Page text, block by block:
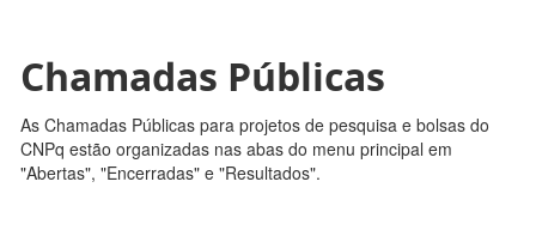
Chamadas Públicas
As Chamadas Públicas para projetos de pesquisa e bolsas do
CNPq estão organizadas nas abas do menu principal em
"Abertas", "Encerradas" e "Resultados".